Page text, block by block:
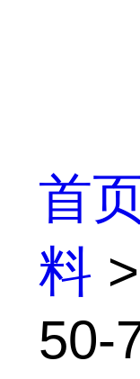
首
料
50-